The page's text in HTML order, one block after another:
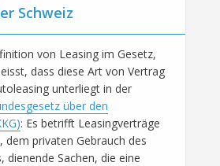
Schweiz
von Leasing im Gesetz,
dass diese Art von Vertrag
unterliegt in der
über den
: Es betrifft Leasingverträge
dem privaten Gebrauch des
dienende Sachen, die eine